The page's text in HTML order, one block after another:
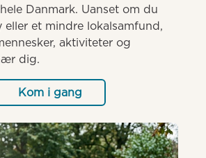
Danmark. Uanset om du
eller et mindre lokalsamfund,
aktiviteter og
dig.
Kom i gang